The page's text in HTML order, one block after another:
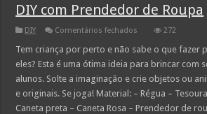
DIY com Prendedor de Roupa
DIY Comentários fechados
com
Prendedor
de
Roupa
272
Tem criança por perto e não sabe o que fazer
eles? Esta é uma ótima ideia para brincar com
alunos. Solte a imaginação e crie objetos ou
e originais. Se joga! Material: – Régua –
Caneta preta – Caneta Rosa – Prendedor de